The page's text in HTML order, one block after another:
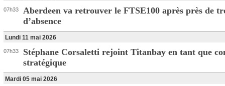
07h33
Aberdeen va retrouver le FTSE100 après près de
d’absence
Lundi 11 mai 2026
07h33
Stéphane Corsaletti rejoint Titanbay en tant que
stratégique
Mardi 05 mai 2026